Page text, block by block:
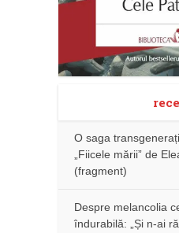
O saga
„Fiicele mării” de
(fragment)
Despre melancolia
îndurabilă: „Și n-ai